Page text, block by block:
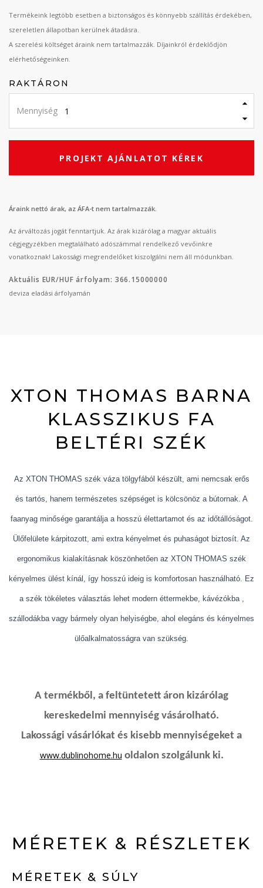
Termékeink legtöbb esetben a biztonságos és könnyebb szállítás érdekében,
szereletlen állapotban kerülnek átadásra.
A szerelési költséget áraink nem tartalmazzák. Díjainkról érdeklődjön
elérhetőségeinken.
RAKTÁRON
Mennyiség
PROJEKT AJÁNLATOT KÉREK
Áraink nettó árak, az ÁFA-t nem tartalmazzák.
Az árváltozás jogát fenntartjuk. Az árak kizárólag a magyar aktuális
cégjegyzékben megtalálható adószámmal rendelkező vevőinkre
vonatkoznak! Lakossági megrendelőket kiszolgálni nem áll módunkban.
Aktuális EUR/HUF árfolyam: 366.15000000
deviza eladási árfolyamán
XTON THOMAS BARNA
KLASSZIKUS FA
BELTÉRI SZÉK
Az XTON THOMAS szék váza tölgyfából készült, ami nemcsak erős
és tartós, hanem természetes szépséget is kölcsönöz a bútornak. A
faanyag minősége garantálja a hosszú élettartamot és az időtállóságot.
Ülőfelülete kárpitozott, ami extra kényelmet és puhaságot biztosít. Az
ergonomikus kialakításnak köszönhetően az XTON THOMAS szék
kényelmes ülést kínál, így hosszú ideig is komfortosan használható. Ez
a szék tökéletes választás lehet modern éttermekbe, kávézókba ,
szállodákba vagy bármely olyan helyiségbe, ahol elegáns és kényelmes
ülőalkalmatosságra van szükség.
A termékből, a feltüntetett áron kizárólag
kereskedelmi mennyiség vásárolható.
Lakossági vásárlókat és kisebb mennyiségeket a
www.dublinohome.hu oldalon szolgálunk ki.
MÉRETEK & RÉSZLETEK
MÉRETEK & SÚLY